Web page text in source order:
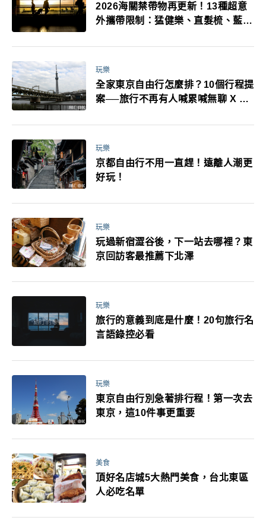
2026海關禁帶物再更新！13種超意
外攜帶限制：猛健樂、直髮梳、藍牙
萬！注意事項一次看！
玩樂
全家東京自由行怎麼排？10個行程提
案──旅行不再有人喊累喊無聊 X 爸
玩樂
京都自由行不用一直趕！遠離人潮更
好玩！
玩樂
玩過新宿澀谷後，下一站去哪裡？東
京回訪客最推薦下北澤
玩樂
旅行的意義到底是什麼！20句旅行名
言語錄控必看
玩樂
東京自由行別急著排行程！第一次去
東京，這10件事更重要
美食
頂好名店城5大熱門美食，台北東區
人必吃名單